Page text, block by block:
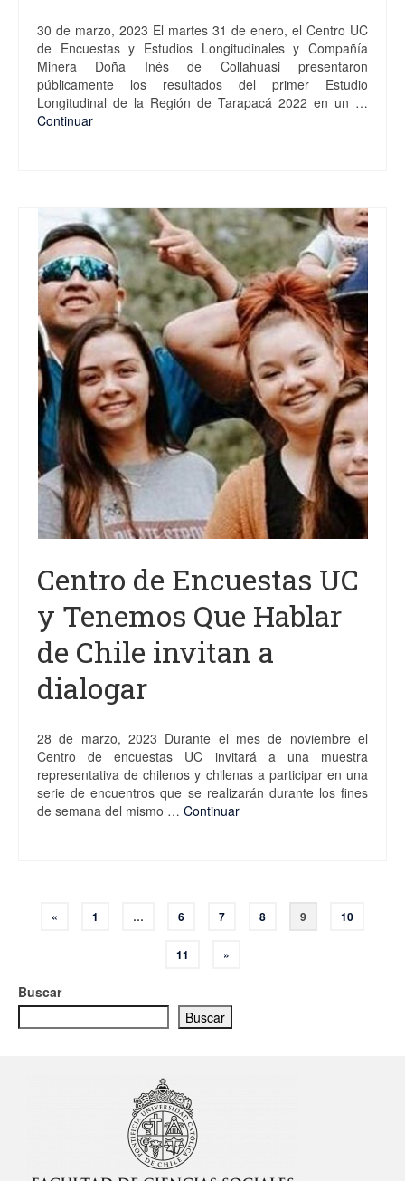
30 de marzo, 2023 El martes 31 de enero, el Centro UC
de Encuestas y Estudios Longitudinales y Compañía
Minera Doña Inés de Collahuasi presentaron
públicamente los resultados del primer Estudio
Longitudinal de la Región de Tarapacá 2022 en un …
Continuar
Centro de Encuestas UC
y Tenemos Que Hablar
de Chile invitan a
dialogar
28 de marzo, 2023 Durante el mes de noviembre el
Centro de encuestas UC invitará a una muestra
representativa de chilenos y chilenas a participar en una
serie de encuentros que se realizarán durante los fines
de semana del mismo … Continuar
Paginación
entradas
« 1 … 6 7 8 9 10
11 »
Buscar
Buscar